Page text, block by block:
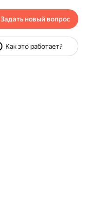
Задать новый вопрос
Как это работает?